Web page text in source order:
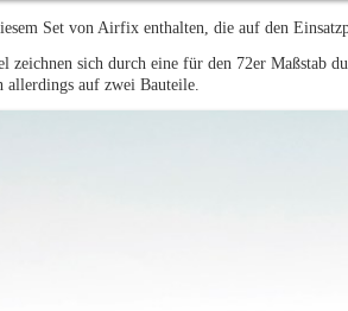
Set von Airfix enthalten, die auf den
zeichnen sich durch eine für den 72er Maßstab
allerdings auf zwei Bauteile.